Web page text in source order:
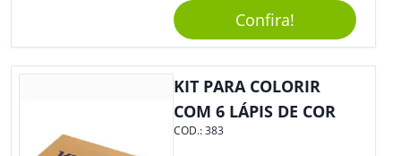
Com Detalhes Em Metal, Essa
Incrível Caneta Esferográfica É
Acionada Na Por Clic Na Parte
Superior.
Confira!
KIT PARA COLORIR
COM 6 LÁPIS DE COR
COD.:383